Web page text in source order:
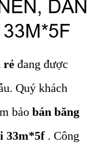
DÁN
rẻ đang được
Quý khách
bảo bán băng
33m*5f . Công